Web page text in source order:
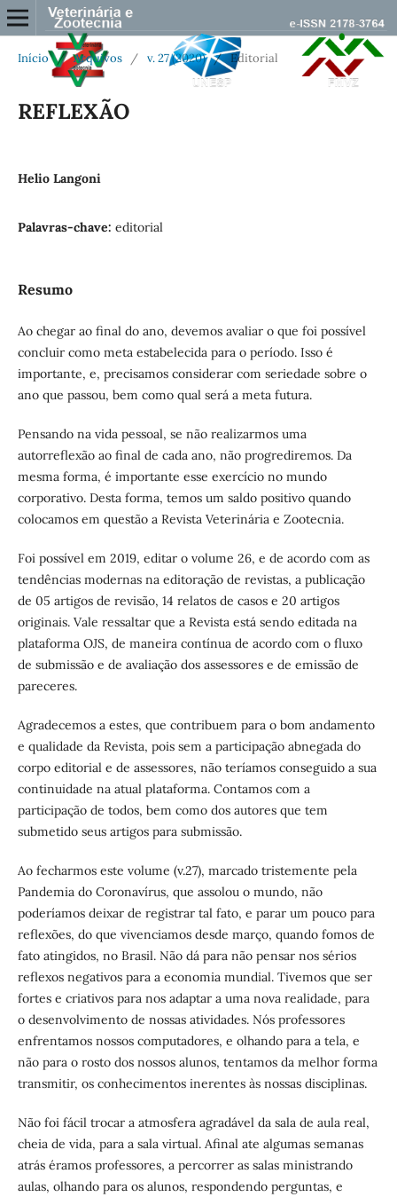
Início / Arquivos / v. 27 (2020) / Editorial
REFLEXÃO
Helio Langoni
Palavras-chave: editorial
Resumo
Ao chegar ao final do ano, devemos avaliar o que foi possível
concluir como meta estabelecida para o período. Isso é
importante, e, precisamos considerar com seriedade sobre o
ano que passou, bem como qual será a meta futura.
Pensando na vida pessoal, se não realizarmos uma
autorreflexão ao final de cada ano, não progrediremos. Da
mesma forma, é importante esse exercício no mundo
corporativo. Desta forma, temos um saldo positivo quando
colocamos em questão a Revista Veterinária e Zootecnia.
Foi possível em 2019, editar o volume 26, e de acordo com as
tendências modernas na editoração de revistas, a publicação
de 05 artigos de revisão, 14 relatos de casos e 20 artigos
originais. Vale ressaltar que a Revista está sendo editada na
plataforma OJS, de maneira contínua de acordo com o fluxo
de submissão e de avaliação dos assessores e de emissão de
pareceres.
Agradecemos a estes, que contribuem para o bom andamento
e qualidade da Revista, pois sem a participação abnegada do
corpo editorial e de assessores, não teríamos conseguido a sua
continuidade na atual plataforma. Contamos com a
participação de todos, bem como dos autores que tem
submetido seus artigos para submissão.
Ao fecharmos este volume (v.27), marcado tristemente pela
Pandemia do Coronavírus, que assolou o mundo, não
poderíamos deixar de registrar tal fato, e parar um pouco para
reflexões, do que vivenciamos desde março, quando fomos de
fato atingidos, no Brasil. Não dá para não pensar nos sérios
reflexos negativos para a economia mundial. Tivemos que ser
fortes e criativos para nos adaptar a uma nova realidade, para
o desenvolvimento de nossas atividades. Nós professores
enfrentamos nossos computadores, e olhando para a tela, e
não para o rosto dos nossos alunos, tentamos da melhor forma
transmitir, os conhecimentos inerentes às nossas disciplinas.
Não foi fácil trocar a atmosfera agradável da sala de aula real,
cheia de vida, para a sala virtual. Afinal ate algumas semanas
atrás éramos professores, a percorrer as salas ministrando
aulas, olhando para os alunos, respondendo perguntas, e